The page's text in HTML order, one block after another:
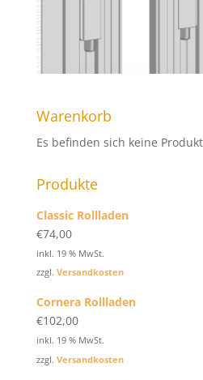
Warenkorb
Es befinden sich keine
Produkte
Classic Rollladen
€74,00
inkl. 19 % MwSt.
zzgl. Versandkosten
Cornera Rollladen
€102,00
inkl. 19 % MwSt.
zzgl. Versandkosten